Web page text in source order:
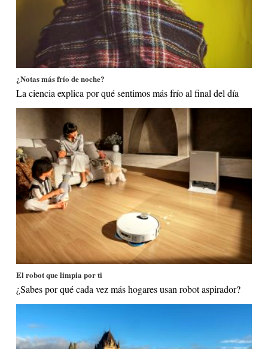
¿Notas más frío de noche?
La ciencia explica por qué sentimos más frío al final del día
El robot que limpia por ti
¿Sabes por qué cada vez más hogares usan robot aspirador?